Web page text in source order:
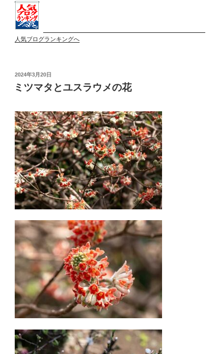
人気ブログランキングへ
投
稿
日:
2024年3月20日
ミツマタとユスラウメの花